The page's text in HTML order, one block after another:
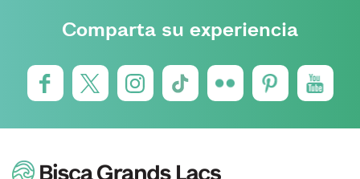
Comparta su experiencia